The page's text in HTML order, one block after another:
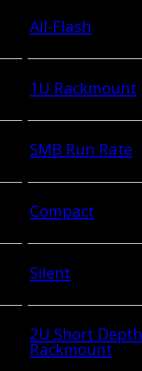
All-Flash
1U Rackmount
SMB Run Rate
Compact
Silent
2U Short Depth
Rackmount